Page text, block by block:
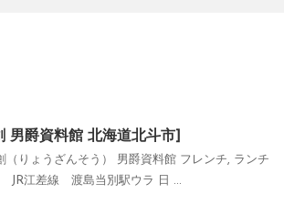
男爵資料館 北海道北斗市]
（りょうざんそう） 男爵資料館 フレンチ, ランチ
JR江差線 渡島当別駅ウラ 日 ...